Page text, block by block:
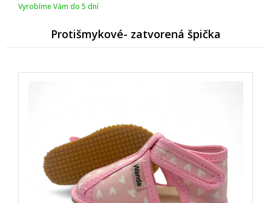
Vyrobíme Vám do 5 dní
Protišmykové- zatvorená špička